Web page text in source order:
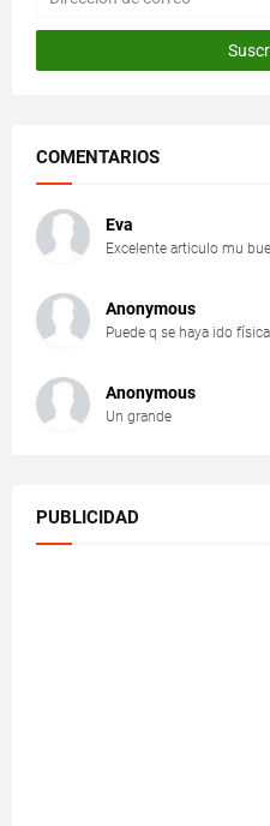
COMENTARIOS
Eva
Excelente articulo mu
Anonymous
Puede q se haya ido
Anonymous
Un grande
PUBLICIDAD